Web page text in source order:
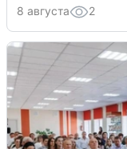
8 августа 2